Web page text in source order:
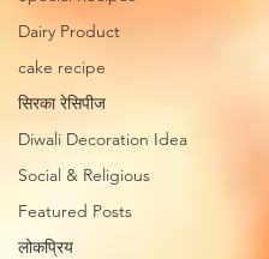
Dairy Product
cake recipe
सिरका रेसिपीज
Diwali Decoration Idea
Social & Religious
Featured Posts
लोकप्रिय